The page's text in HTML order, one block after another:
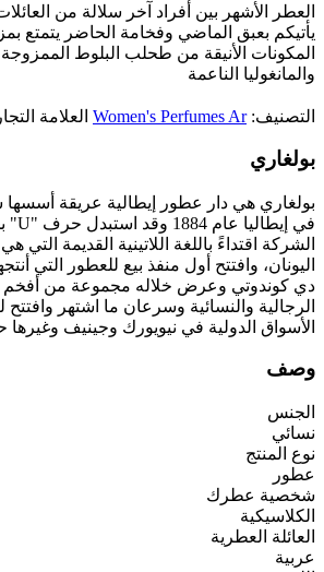
العطر الأشهر بين أفراد آخر سلالة من
يأتيكم بعبق الماضي وفخامة الحاضر يتمتع
المكونات الأنيقة من طحلب البلوط
والمانغوليا الناعمة
التصنيف:Women's Perfumes Ar العلامة
بولغاري
بولغاري هي دار عطور إيطالية عريقة
الشركة اقتداءً باللغة اللاتينية القديمة
دي كوندوتي وعرض خلاله مجموعة من أفخم
الرجالية والنسائية وسرعان ما اشتهر وافتتح
الأسواق الدولية في نيويورك وجينيف وغيرها
وصف
الجنس
نسائي
نوع المنتج
عطور
شخصية عطرك
الكلاسيكية
العائلة العطرية
عربية